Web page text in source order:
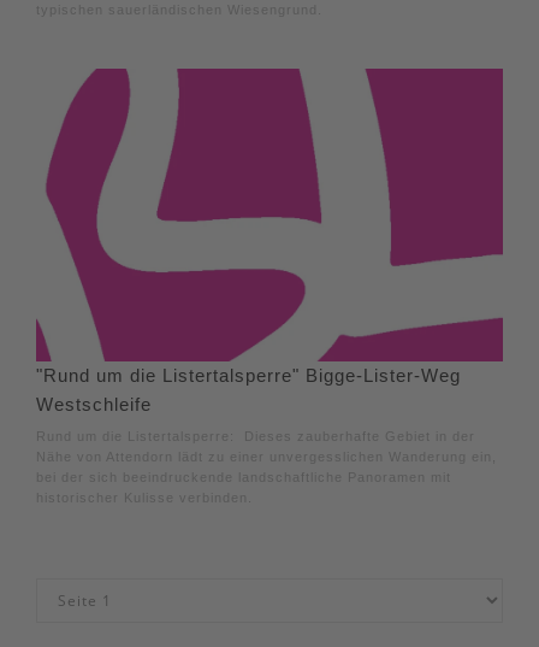
typischen sauerländischen Wiesengrund.
"Rund um die Listertalsperre" Bigge-Lister-Weg
Westschleife
Rund um die Listertalsperre: Dieses zauberhafte Gebiet in der
Nähe von Attendorn lädt zu einer unvergesslichen Wanderung ein,
bei der sich beeindruckende landschaftliche Panoramen mit
historischer Kulisse verbinden.